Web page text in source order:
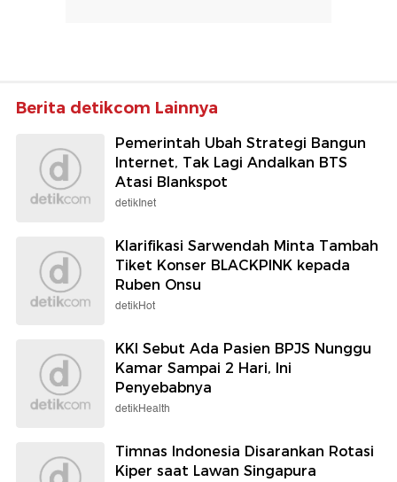
Berita detikcom Lainnya
Pemerintah Ubah Strategi Bangun
Internet, Tak Lagi Andalkan BTS
Atasi Blankspot
detikInet
Klarifikasi Sarwendah Minta Tambah
Tiket Konser BLACKPINK kepada
Ruben Onsu
detikHot
KKI Sebut Ada Pasien BPJS Nunggu
Kamar Sampai 2 Hari, Ini
Penyebabnya
detikHealth
Timnas Indonesia Disarankan Rotasi
Kiper saat Lawan Singapura